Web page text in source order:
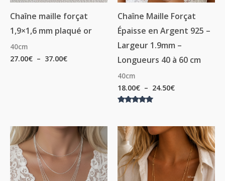
Chaîne maille forçat
1,9×1,6 mm plaqué or
40cm
27.00€ – 37.00€
Chaîne Maille Forçat
Épaisse en Argent 925 –
Largeur 1.9mm –
Longueurs 40 à 60 cm
40cm
18.00€ – 24.50€
Plage
de
prix :
24.00€
à
35.00€
Plage
prix :
37.00€
42.00€